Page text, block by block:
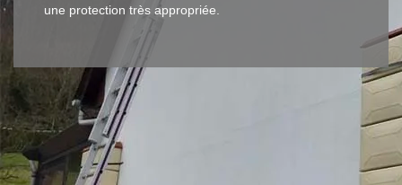
une protection très appropriée.